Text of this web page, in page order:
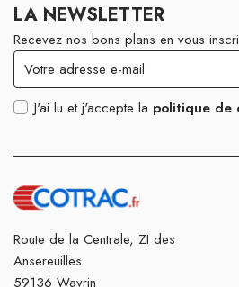
LA NEWSLETTER
Recevez nos bons plans en vous
J'ai lu et j'accepte la politique de
Route de la Centrale, ZI des
Ansereuilles
59136 Wavrin